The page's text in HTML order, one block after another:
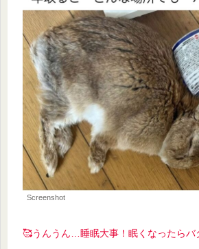
Screenshot
🥰うんうん…睡眠大事！眠くなったらバ